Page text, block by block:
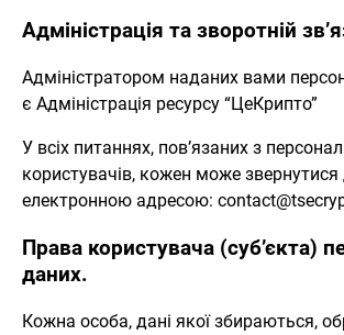
Адміністрація та зворотній
Адміністратором наданих вами
є Адміністрація ресурсу “ЦеКрипто”
У всіх питаннях, пов’язаних з
користувачів, кожен може звернутися
електронною адресою:
Права користувача (суб’єкта)
даних.
Кожна особа, дані якої збираються,